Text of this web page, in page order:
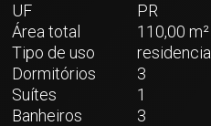
UF
PR
Área total
110,00 m²
Tipo de uso
residencial
Dormitórios
3
Suítes
1
Banheiros
3